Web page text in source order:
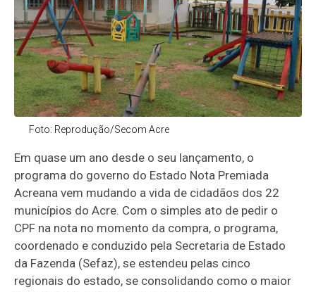
Foto: Reprodução/Secom Acre
Em quase um ano desde o seu lançamento, o
programa do governo do Estado Nota Premiada
Acreana vem mudando a vida de cidadãos dos 22
municípios do Acre. Com o simples ato de pedir o
CPF na nota no momento da compra, o programa,
coordenado e conduzido pela Secretaria de Estado
da Fazenda (Sefaz), se estendeu pelas cinco
regionais do estado, se consolidando como o maior